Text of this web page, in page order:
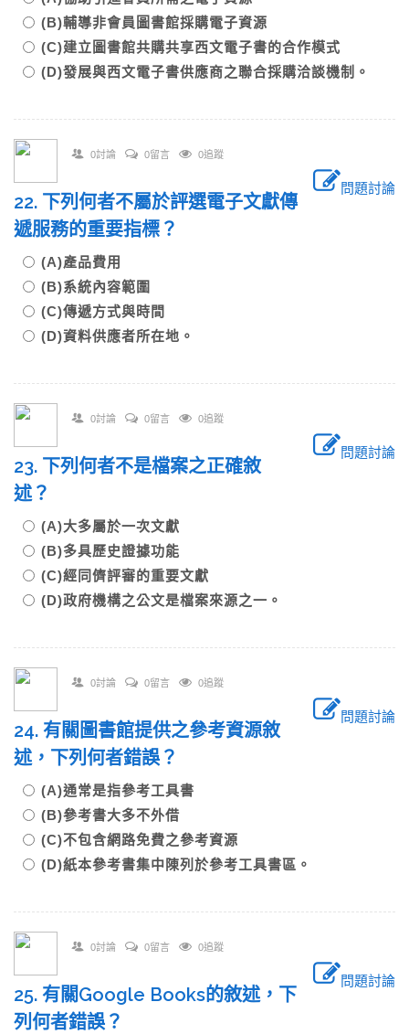
(B)輔導非會員圖書館採購電子資源
(C)建立圖書館共購共享西文電子書的合作模式
(D)發展與西文電子書供應商之聯合採購洽談機制。
0討論 0留言 0追蹤
問題討論
22. 下列何者不屬於評選電子文獻傳
遞服務的重要指標？
(A)產品費用
(B)系統內容範圍
(C)傳遞方式與時間
(D)資料供應者所在地。
0討論 0留言 0追蹤
問題討論
23. 下列何者不是檔案之正確敘
述？
(A)大多屬於一次文獻
(B)多具歷史證據功能
(C)經同儕評審的重要文獻
(D)政府機構之公文是檔案來源之一。
0討論 0留言 0追蹤
問題討論
24. 有關圖書館提供之參考資源敘
述，下列何者錯誤？
(A)通常是指參考工具書
(B)參考書大多不外借
(C)不包含網路免費之參考資源
(D)紙本參考書集中陳列於參考工具書區。
0討論 0留言 0追蹤
問題討論
25. 有關Google Books的敘述，下
列何者錯誤？